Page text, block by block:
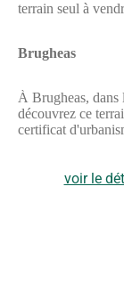
terrain seul à
Brugheas
À Brugheas, dans
découvrez ce
certificat
prévoit une
sur la partie
Viabilités en
voir le